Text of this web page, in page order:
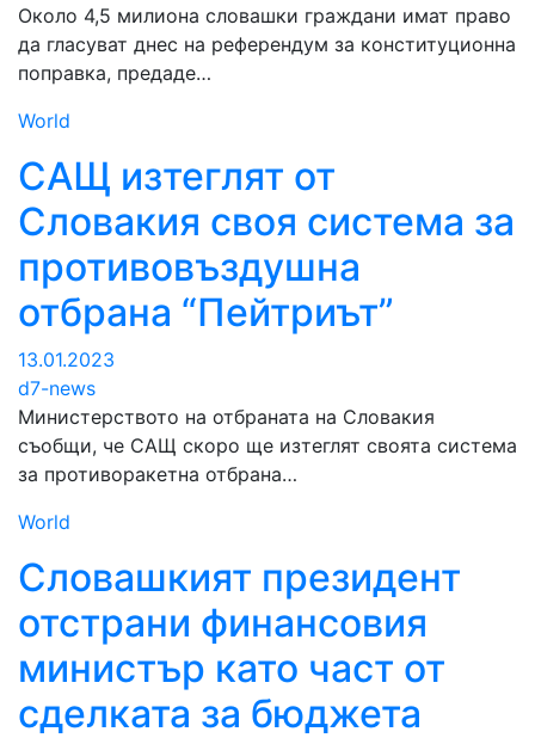
Около 4,5 милиона словашки граждани имат право
да гласуват днес на референдум за конституционна
поправка, предаде…
World
САЩ изтеглят от
Словакия своя система за
противовъздушна
отбрана “Пейтриът”
13.01.2023
d7-news
Министерството на отбраната на Словакия
съобщи, че САЩ скоро ще изтеглят своята система
за противоракетна отбрана…
World
Словашкият президент
отстрани финансовия
министър като част от
сделката за бюджета